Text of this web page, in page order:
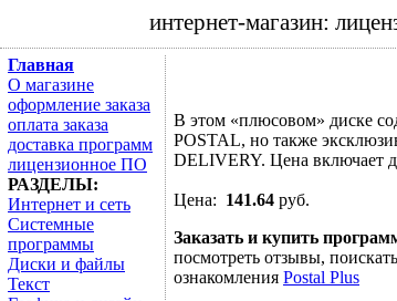
интернет-магазин:
Главная
О магазине
оформление заказа
оплата заказа
доставка программ
лицензионное ПО
РАЗДЕЛЫ:
Интернет и сеть
Системные
программы
Диски и файлы
Текст
В этом «плюсовом» диске
POSTAL, но также
DELIVERY. Цена включает
Цена: 141.64 руб.
Заказать и купить
посмотреть отзывы,
ознакомления Postal Plus